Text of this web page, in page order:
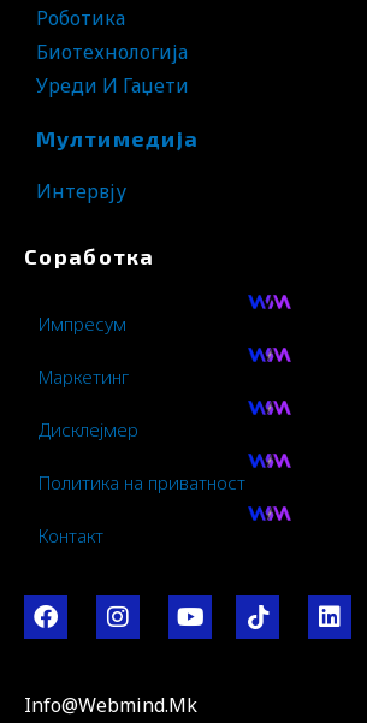
Роботика
Биотехнологија
Уреди И Гаџети
Мултимедија
Интервју
Соработка
Импресум
Маркетинг
Дисклејмер
Политика на приватност
Контакт
F
a
b
I
n
a
Y
o
u
I
c
L
i
Info@webmind.mk